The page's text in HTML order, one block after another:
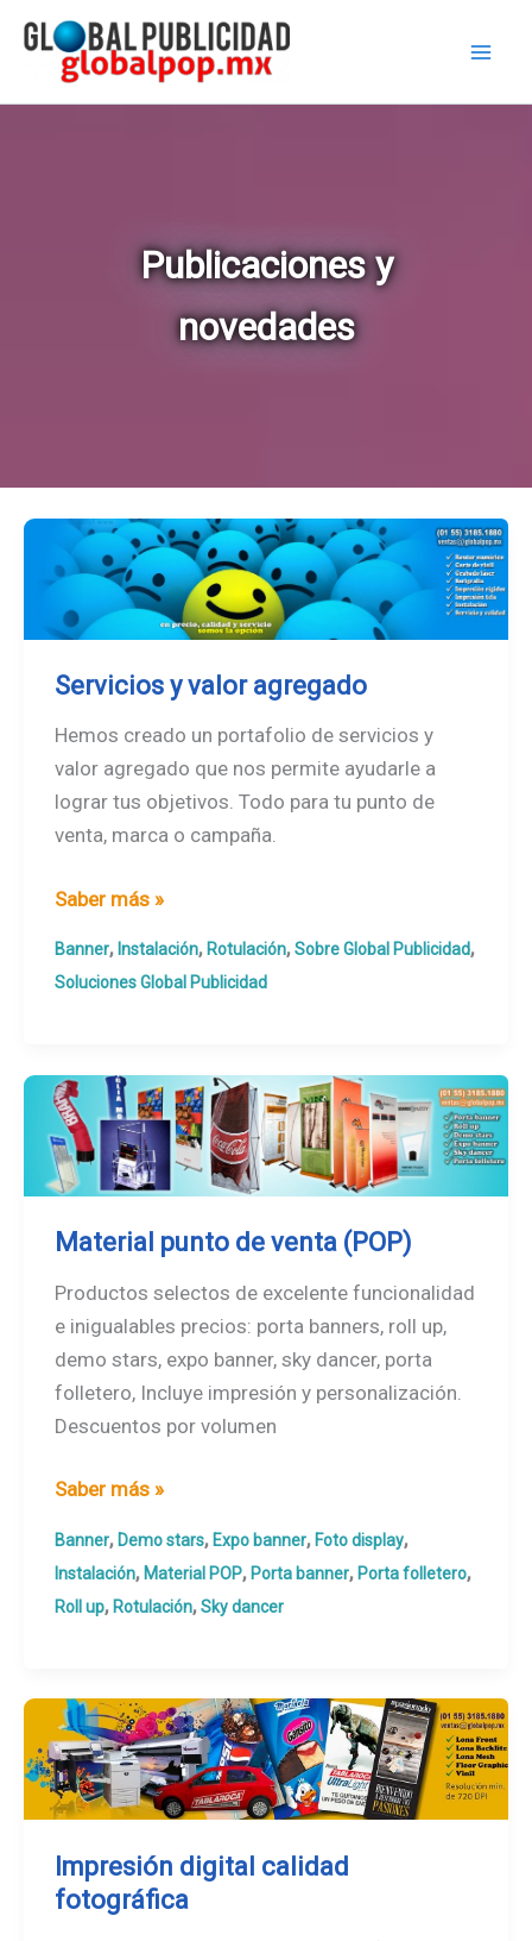
contenido
Publicaciones y
novedades
Servicios y valor agregado
Hemos creado un portafolio de servicios y
valor agregado que nos permite ayudarle a
lograr tus objetivos. Todo para tu punto de
venta, marca o campaña.
Servicios
Saber más »
Banner, Instalación, Rotulación,Sobre Global Publicidad,
Soluciones Global Publicidad
Material punto de venta (POP)
Productos selectos de excelente funcionalidad
e inigualables precios: porta banners, roll up,
demo stars, expo banner, sky dancer, porta
folletero, Incluye impresión y personalización.
Descuentos por volumen
Material
(POP)
Saber más »
Banner, Demo stars, Expo banner, Foto display,
Instalación, Material POP, Porta banner, Porta folletero,
Roll up, Rotulación,Sky dancer
Impresión digital calidad
fotográfica